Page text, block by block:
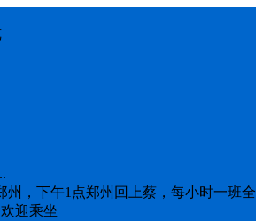
州，下午1点郑州回上蔡，每小时一班全
迎乘坐